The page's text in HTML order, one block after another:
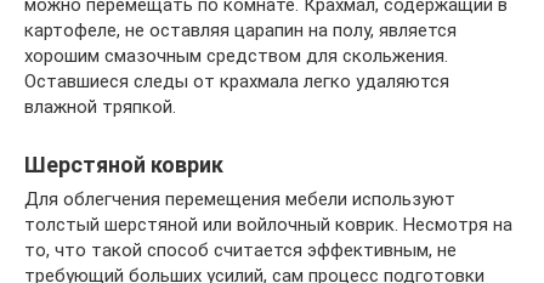
картофеле, не оставляя царапин на полу, является
хорошим смазочным средством для скольжения.
Оставшиеся следы от крахмала легко удаляются
влажной тряпкой.
Шерстяной коврик
Для облегчения перемещения мебели используют
толстый шерстяной или войлочный коврик. Несмотря на
то, что такой способ считается эффективным, не
требующий больших усилий, сам процесс подготовки